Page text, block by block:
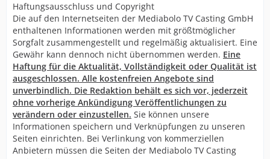
Haftungsausschluss und Copyright
Die auf den Internetseiten der Mediabolo TV Casting GmbH
enthaltenen Informationen werden mit größtmöglicher
Sorgfalt zusammengestellt und regelmäßig aktualisiert. Eine
Gewähr kann dennoch nicht übernommen werden. Eine
Haftung für die Aktualität, Vollständigkeit oder Qualität ist
ausgeschlossen. Alle kostenfreien Angebote sind
unverbindlich. Die Redaktion behält es sich vor, jederzeit
ohne vorherige Ankündigung Veröffentlichungen zu
verändern oder einzustellen. Sie können unsere
Informationen speichern und Verknüpfungen zu unseren
Seiten einrichten. Bei Verlinkung von kommerziellen
Anbietern müssen die Seiten der Mediabolo TV Casting